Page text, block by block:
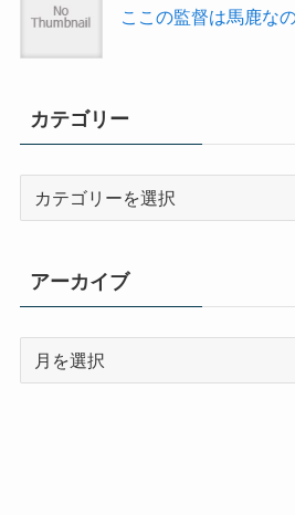
ここの監督は馬鹿な
カテゴリー
リ
ー
アーカイブ